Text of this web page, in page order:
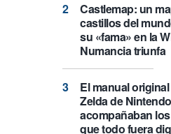
Castlemap: un
castillos del
su «fama» en la
Numancia triunfa
El manual
Zelda de
acompañaban
que todo fuera